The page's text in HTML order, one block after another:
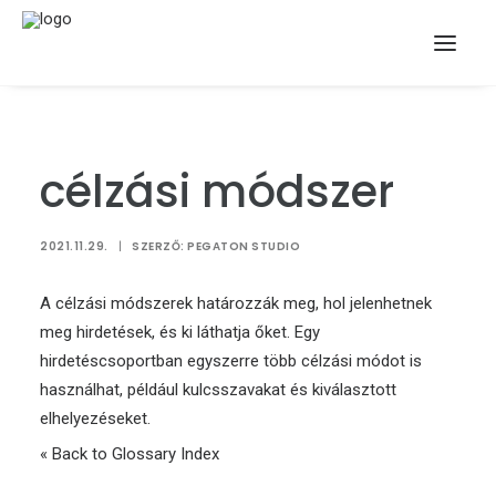
célzási módszer
2021.11.29. | SZERZŐ: PEGATON STUDIO
A célzási módszerek határozzák meg, hol jelenhetnek
meg hirdetések, és ki láthatja őket. Egy
hirdetéscsoportban egyszerre több célzási módot is
használhat, például kulcsszavakat és kiválasztott
elhelyezéseket.
« Back to Glossary Index